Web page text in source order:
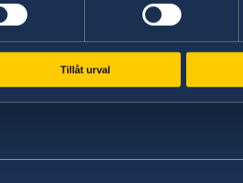
Tillåt urval